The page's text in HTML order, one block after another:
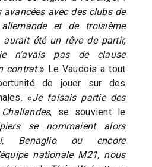
avancées avec des clubs de
et de troisième
aurait été un rêve de partir,
je n’avais pas de clause
contrat.» Le Vaudois a tout
de jouer sur des
«Je faisais partie des
, se souvient le
se nommaient alors
Benaglio ou encore
nationale M21, nous